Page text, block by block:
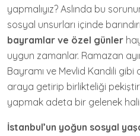
yapmalıyız? Aslında bu
sosyal unsurları içinde
bayramlar ve özel günler
uygun zamanlar. Ramazan
Bayramı ve Mevlid Kandili gibi
araya getirip birlikteliği
yapmak adeta bir gelenek
İstanbul’un yoğun sosyal